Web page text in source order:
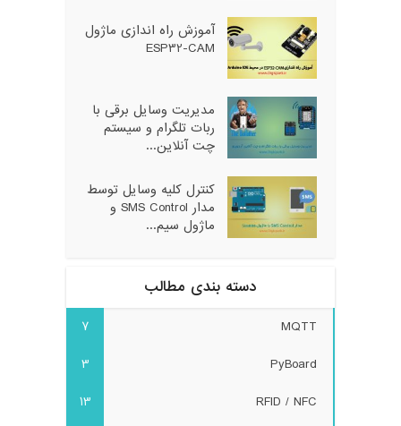
آموزش راه اندازی ماژول
ESP32-CAM
مدیریت وسایل برقی با
ربات تلگرام و سیستم
چت آنلاین...
کنترل کلیه وسایل توسط
مدار SMS Control و
ماژول سیم...
دسته بندی مطالب
MQTT
7
PyBoard
3
RFID / NFC
13